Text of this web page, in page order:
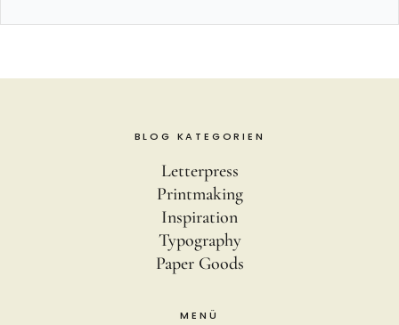
BLOG KATEGORIEN
Letterpress
Printmaking
Inspiration
Typography
Paper Goods
MENÜ